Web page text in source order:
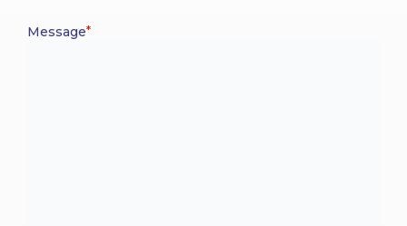
Message*